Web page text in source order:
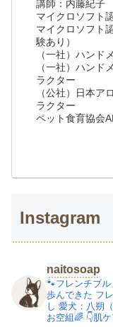
講師：内藤紀子
マイクロソフト
マイクロソフト
験あり）
（一社）ハンド
（一社）ハンド
ラクター
（公社）日本ア
ラクター
ペット食育協会
Instagram
naitosoap
🐾フレンチブ
歩んできた フ
し 愛犬：八朔
お空組🌈 👇肌